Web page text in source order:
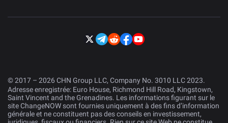
© 2017 – 2026 CHN Group LLC, Company No. 3010 LLC 2023.
Adresse enregistrée: Euro House, Richmond Hill Road, Kingstown,
Saint Vincent and the Grenadines. Les informations figurant sur le
site ChangeNOW sont fournies uniquement à des fins d’information
générale et ne constituent pas des conseils en investissement,